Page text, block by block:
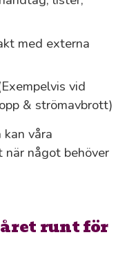
med externa
vid
& strömavbrott)
våra
när något behöver
runt för